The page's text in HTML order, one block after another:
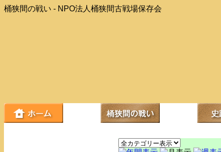
桶狭間の戦い - NPO法人桶狭間古戦場保存会